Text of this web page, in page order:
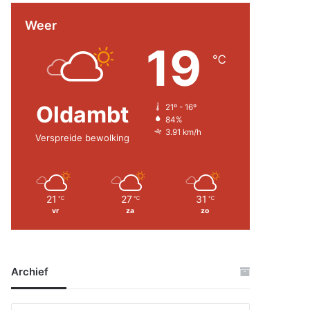
Weer
Oldambt
Verspreide bewolking
19 ℃
21º - 16º
84%
3.91 km/h
21 ℃
vr
27 ℃
za
31 ℃
zo
Archief